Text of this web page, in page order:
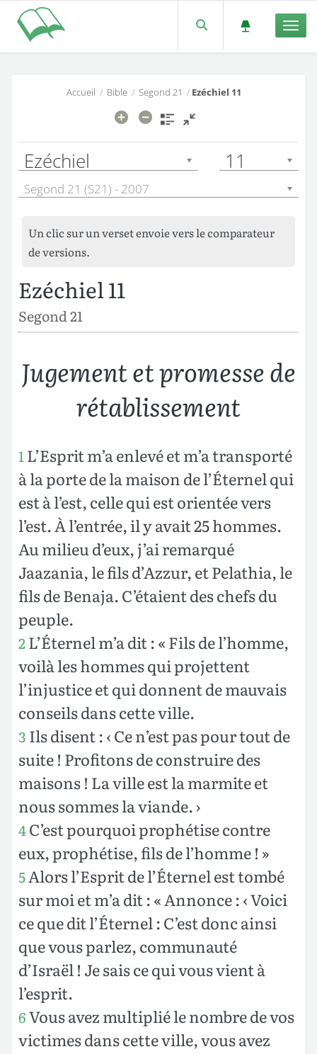
Accueil / Bible/ Segond 21 / Ezéchiel 11
Ezéchiel 11
Segond 21 (S21) - 2007
Un clic sur un verset envoie vers le comparateur
de versions.
Ezéchiel 11
Segond 21
Jugement et promesse de
rétablissement
1 L’Esprit m’a enlevé et m’a transporté
à la porte de la maison de l’Éternel qui
est à l’est, celle qui est orientée vers
l’est. À l’entrée, il y avait 25 hommes.
Au milieu d’eux, j’ai remarqué
Jaazania, le fils d’Azzur, et Pelathia, le
fils de Benaja. C’étaient des chefs du
peuple.
2L’Éternel m’a dit : « Fils de l’homme,
voilà les hommes qui projettent
l’injustice et qui donnent de mauvais
conseils dans cette ville.
3 Ils disent : ‹ Ce n’est pas pour tout de
suite ! Profitons de construire des
maisons ! La ville est la marmite et
nous sommes la viande. ›
4C’est pourquoi prophétise contre
eux, prophétise, fils de l’homme ! »
5Alors l’Esprit de l’Éternel est tombé
sur moi et m’a dit : « Annonce : ‹ Voici
ce que dit l’Éternel : C’est donc ainsi
que vous parlez, communauté
d’Israël ! Je sais ce qui vous vient à
l’esprit.
6Vous avez multiplié le nombre de vos
victimes dans cette ville, vous avez